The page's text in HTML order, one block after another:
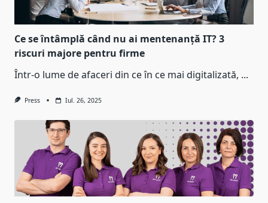
Ce se întâmplă când nu ai mentenanță IT? 3
riscuri majore pentru firme
Într-o lume de afaceri din ce în ce mai digitalizată, ...
Press Iul. 26, 2025